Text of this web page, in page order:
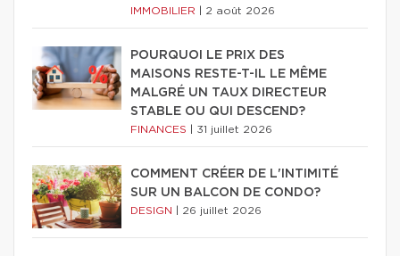
IMMOBILIER 2 août 2026
POURQUOI LE PRIX DES
MAISONS RESTE-T-IL LE MÊME
MALGRÉ UN TAUX DIRECTEUR
STABLE OU QUI DESCEND?
FINANCES 31 juillet 2026
COMMENT CRÉER DE L'INTIMITÉ
SUR UN BALCON DE CONDO?
DESIGN 26 juillet 2026